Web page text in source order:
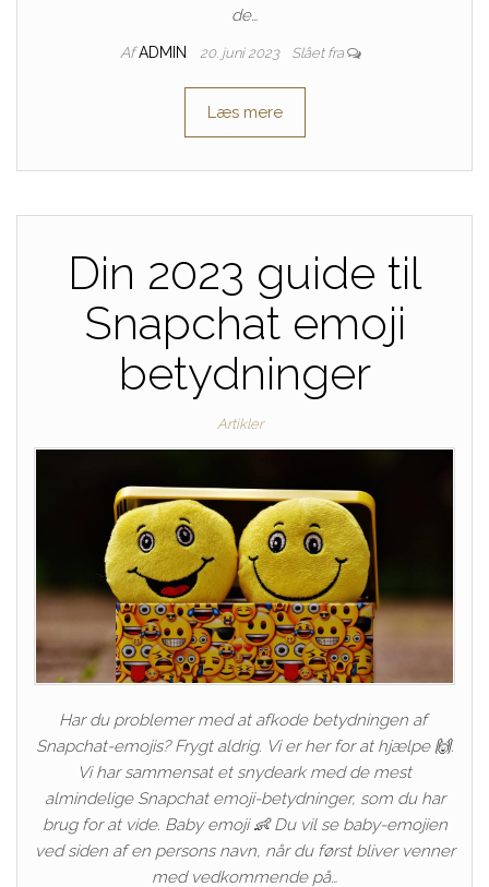
de…
Af ADMIN 20. juni 2023 Slået fra
Læs mere
Din 2023 guide til
Snapchat emoji
betydninger
Artikler
Har du problemer med at afkode betydningen af ​​
Snapchat-emojis? Frygt aldrig. Vi er her for at hjælpe 🙌.
Vi har sammensat et snydeark med de mest
almindelige Snapchat emoji-betydninger, som du har
brug for at vide. Baby emoji 👶 Du vil se baby-emojien
ved siden af ​​en persons navn, når du først bliver venner
med vedkommende på…